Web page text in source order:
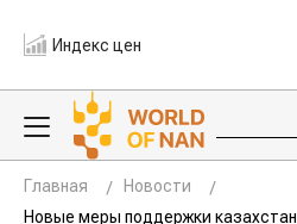
Индекс цен
Главная
Новости
Новые меры поддержки